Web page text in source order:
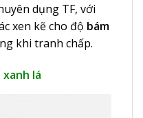
dụng TF, với
xen kẽ cho độ bám
khi tranh chấp.
xanh lá